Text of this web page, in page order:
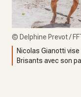
© Delphine Prevot /
Nicolas Gianotti
Brisants avec son